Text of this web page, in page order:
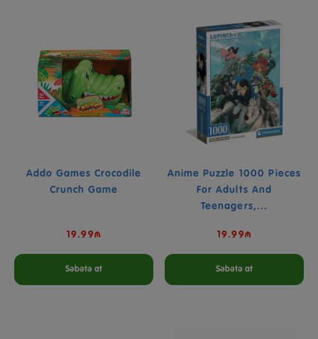
Addo Games Crocodile
Crunch Game
19.99₼
Səbətə at
Anime Puzzle 1000 Pieces
For Adults And
Teenagers,...
19.99₼
Səbətə at